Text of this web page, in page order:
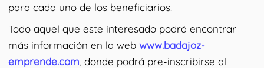
para cada uno de los beneficiarios.
Todo aquel que este interesado podrá encontrar
más información en la web www.badajoz-
emprende.com , donde podrá pre-inscribirse al